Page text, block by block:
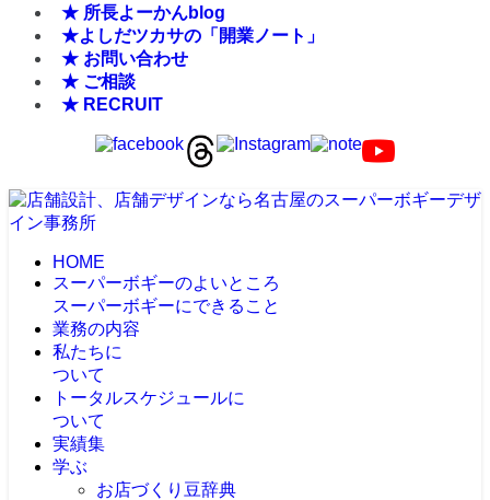
★ 所長よーかんblog
★よしだツカサの「開業ノート」
★ お問い合わせ
★ ご相談
★ RECRUIT
HOME
スーパーボギーのよいところ
スーパーボギーにできること
業務の内容
私たちに
ついて
トータルスケジュールに
ついて
実績集
学ぶ
お店づくり豆辞典